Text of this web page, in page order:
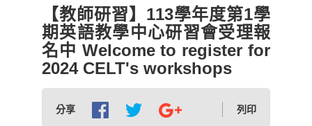
【教師研習】113學年度第1學
期英語教學中心研習會受理報
名中 Welcome to register for
2024 CELT's workshops
分享 列印